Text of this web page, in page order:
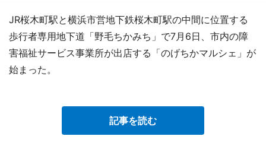
JR桜木町駅と横浜市営地下鉄桜木町駅の中間に位置する
歩行者専用地下道「野毛ちかみち」で7月6日、市内の障
害福祉サービス事業所が出店する「のげちかマルシェ」が
始まった。
記事を読む